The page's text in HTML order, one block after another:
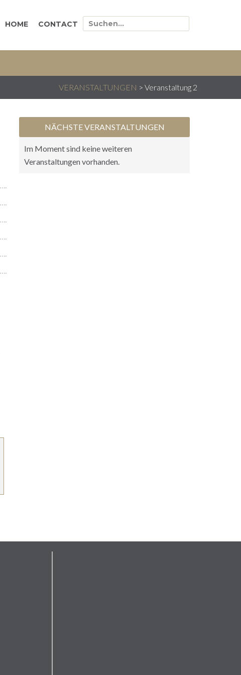
HOME CONTACT
VERANSTALTUNGEN > Veranstaltung 2
NÄCHSTE VERANSTALTUNGEN
Im Moment sind keine weiteren
Veranstaltungen vorhanden.